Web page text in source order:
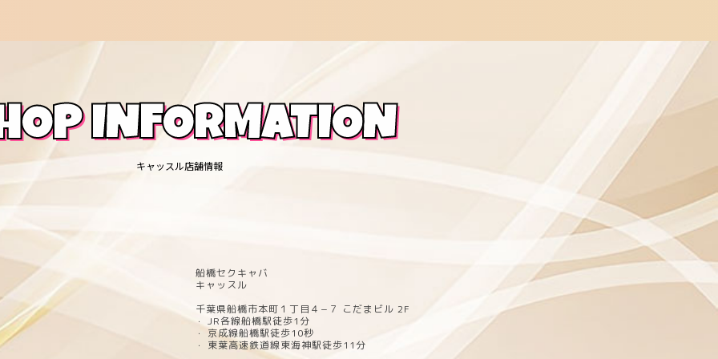
INFORMATION
キャッスル店舗情報
船橋セクキャバ
キャッスル
千葉県船橋市本町１丁目４−７ こだまビル 2F
・ JR各線船橋駅徒歩1分
・ 京成線船橋駅徒歩10秒
・ 東葉高速鉄道線東海神駅徒歩11分